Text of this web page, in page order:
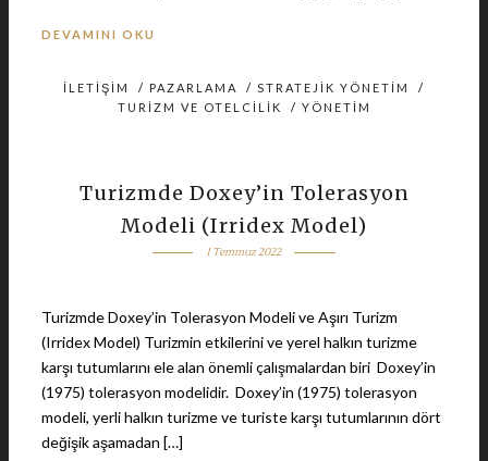
DEVAMINI OKU
İLETIŞIM / PAZARLAMA / STRATEJIK YÖNETIM
/
TURIZM VE OTELCILIK
/ YÖNETIM
Turizmde Doxey’in Tolerasyon
Modeli (Irridex Model)
1 Temmuz 2022
Turizmde Doxey’in Tolerasyon Modeli ve Aşırı Turizm
(Irridex Model) Turizmin etkilerini ve yerel halkın turizme
karşı tutumlarını ele alan önemli çalışmalardan biri Doxey’in
(1975) tolerasyon modelidir. Doxey’in (1975) tolerasyon
modeli, yerli halkın turizme ve turiste karşı tutumlarının dört
değişik aşamadan […]